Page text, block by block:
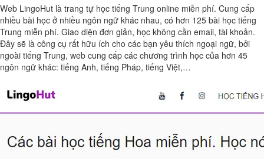
Web LingoHut là trang tự học tiếng Trung online miễn phí. Cung cấp
nhiều bài học ở nhiều ngôn ngữ khác nhau, có hơn 125 bài học tiếng
Trung miễn phí. Giao diện đơn giản, học không cần email, tài khoản.
Đây sẽ là công cụ rất hữu ích cho các bạn yêu thích ngoại ngữ, bởi
ngoài tiếng Trung, web cung cấp các chương trình học của hơn 45
ngôn ngữ khác: tiếng Anh, tiếng Pháp, tiếng Việt,…